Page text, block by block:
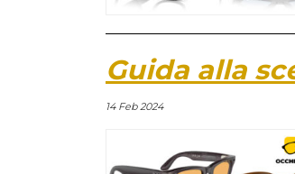
Guida alla
14 Feb 2024